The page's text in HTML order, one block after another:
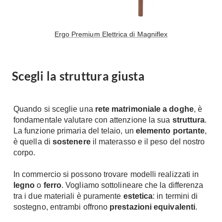
Camere Matrimoniali
Camere Classiche
Piumini
Letti Contenitore
Letti a Scomparsa
Armadio ante Battenti
Armadi ante
Scorrevoli
Cabine Armadio
Il Verde
Televisori
Hi-Fi
Home-Theatre
Porte
Blindate
Porte Interne
Ergo Premium Elettrica di Magniflex
Scegli la struttura giusta
Quando si sceglie una rete matrimoniale a doghe, è
fondamentale valutare con attenzione la sua struttura.
La funzione primaria del telaio, un elemento portante,
è quella di sostenereil materasso e il peso del nostro
corpo.
In commercio si possono trovare modelli realizzati in
legno o ferro. Vogliamo sottolineare che la differenza
tra i due materiali è puramente estetica: in termini di
sostegno, entrambi offrono prestazioni equivalenti.